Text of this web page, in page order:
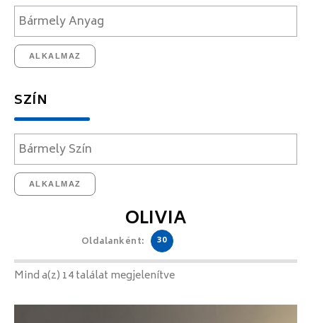
ALKALMAZ
SZÍN
ALKALMAZ
OLIVIA
Oldalanként: 30
Mind a(z) 14 találat megjelenítve